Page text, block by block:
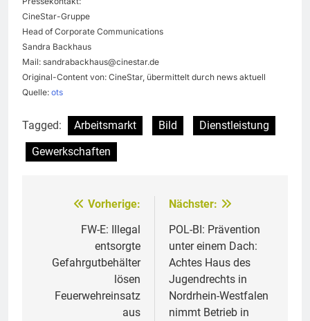
CineStar-Gruppe
Head of Corporate Communications
Sandra Backhaus
Mail: sandrabackhaus@cinestar.de
Original-Content von: CineStar, übermittelt durch news aktuell
Quelle: ots
Tagged: Arbeitsmarkt Bild
Dienstleistung
Gewerkschaften
Beitragsnavigation
Vorherige:
FW-E: Illegal
entsorgte
Gefahrgutbehälter
lösen
Feuerwehreinsatz
aus
Nächster:
POL-BI: Prävention
unter einem Dach:
Achtes Haus des
Jugendrechts in
Nordrhein-Westfalen
nimmt Betrieb in